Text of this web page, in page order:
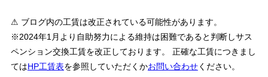
⚠ ブログ内の工賃は改正されている可能性があります。
※2024年1月より自助努力による維持は困難であると判断しサス
ペンション交換工賃を改正しております。 正確な工賃につきまし
てはHP工賃表を参照していただくかお問い合わせください。